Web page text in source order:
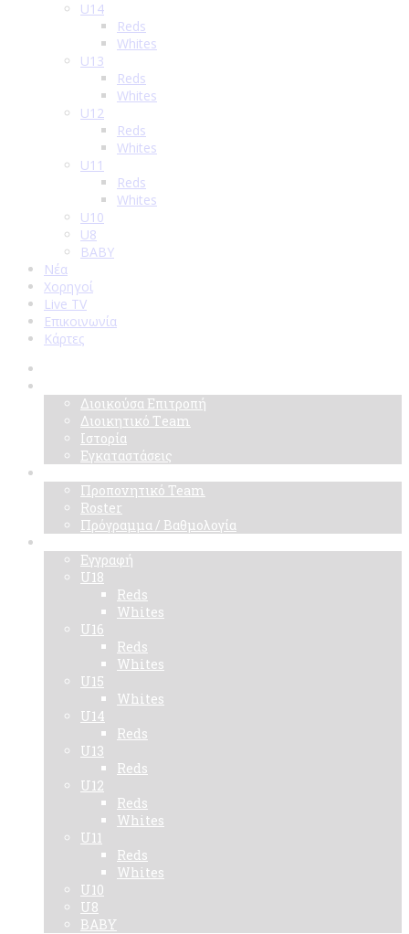
U14
Reds
Whites
U13
Reds
Whites
U12
Reds
Whites
U11
Reds
Whites
U10
U8
BABY
Νέα
Χορηγοί
Live TV
Επικοινωνία
Κάρτες
Διοικούσα Επιτροπή
Διοικητικό Τeam
Ιστορία
Εγκαταστάσεις
Προπονητικό Team
Roster
Πρόγραμμα / Βαθμολογία
Εγγραφή
U18
Reds
Whites
U16
Reds
Whites
U15
Whites
U14
Reds
U13
Reds
U12
Reds
Whites
U11
Reds
Whites
U10
U8
BABY